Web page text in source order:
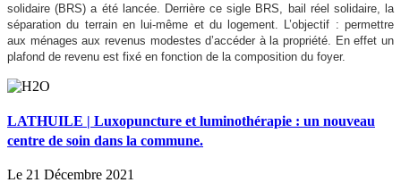
solidaire (BRS) a été lancée. Derrière ce sigle BRS, bail réel solidaire, la
séparation du terrain en lui-même et du logement. L’objectif : permettre
aux ménages aux revenus modestes d’accéder à la propriété. En effet un
plafond de revenu est fixé en fonction de la composition du foyer.
LATHUILE | Luxopuncture et luminothérapie : un nouveau
centre de soin dans la commune.
Le 21 Décembre 2021